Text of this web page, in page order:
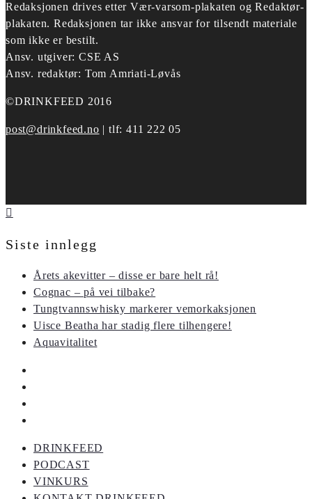
Redaksjonen drives etter Vær-varsom-plakaten og Redaktør-
plakaten. Redaksjonen tar ikke ansvar for tilsendt materiale
som ikke er bestilt.
Ansv. utgiver: CSE AS
Ansv. redaktør: Tom Amriati-Løvås
©DRINKFEED 2016
post@drinkfeed.no | tlf: 411 222 05
Siste innlegg
Årets akevitter – disse er bare helt rå!
Cognac – på vei tilbake?
Tungtvannswhisky markerer vemorkaksjonen
Uisce Beatha har stadig flere tilhengere!
Aquavitalitet
DRINKFEED
PODCAST
VINKURS